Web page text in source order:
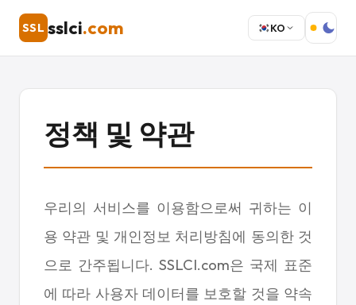
SSL sslci.com KO
정책 및 약관
우리의 서비스를 이용함으로써 귀하는 이
용 약관 및 개인정보 처리방침에 동의한 것
으로 간주됩니다. SSLCI.com은 국제 표준
에 따라 사용자 데이터를 보호할 것을 약속